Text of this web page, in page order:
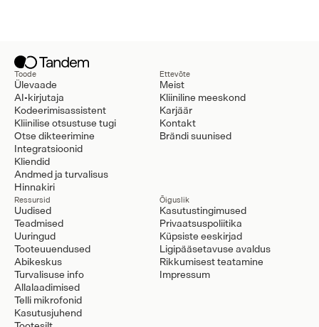
Toode
Ülevaade
AI-kirjutaja
Kodeerimisassistent
Kliinilise otsustuse tugi
Otse dikteerimine
Integratsioonid
Kliendid
Andmed ja turvalisus
Hinnakiri
Ettevõte
Meist
Kliiniline meeskond
Karjäär
Kontakt
Brändi suunised
Ressursid
Uudised
Teadmised
Uuringud
Tooteuuendused
Abikeskus
Turvalisuse info
Allalaadimised
Telli mikrofonid
Kasutusjuhend
Õiguslik
Kasutustingimused
Privaatsuspoliitika
Küpsiste eeskirjad
Ligipääsetavuse avaldus
Rikkumisest teatamine
Impressum